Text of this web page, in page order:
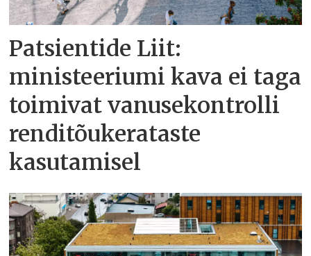
Patsientide Liit:
ministeeriumi kava ei taga
toimivat vanusekontrolli
renditõukerataste
kasutamisel